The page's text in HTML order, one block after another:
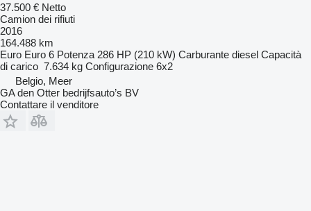
37.500 € Netto
Camion dei rifiuti
2016
164.488 km
Euro Euro 6 Potenza 286 HP (210 kW) Carburante diesel Capacità
di carico 7.634 kg Configurazione 6x2
Belgio, Meer
GA den Otter bedrijfsauto’s BV
Contattare il venditore